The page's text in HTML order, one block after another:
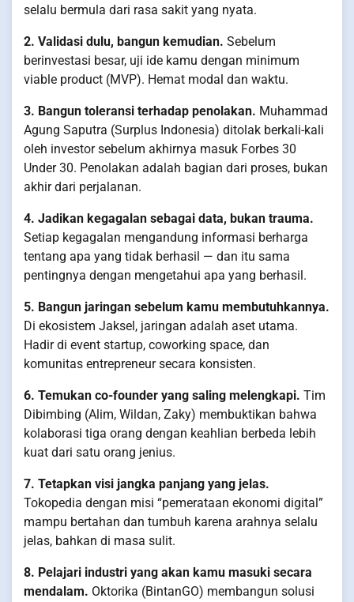
selalu bermula dari rasa sakit yang nyata.
2. Validasi dulu, bangun kemudian. Sebelum
berinvestasi besar, uji ide kamu dengan minimum
viable product (MVP). Hemat modal dan waktu.
3. Bangun toleransi terhadap penolakan. Muhammad
Agung Saputra (Surplus Indonesia) ditolak berkali-kali
oleh investor sebelum akhirnya masuk Forbes 30
Under 30. Penolakan adalah bagian dari proses, bukan
akhir dari perjalanan.
4. Jadikan kegagalan sebagai data, bukan trauma.
Setiap kegagalan mengandung informasi berharga
tentang apa yang tidak berhasil — dan itu sama
pentingnya dengan mengetahui apa yang berhasil.
5. Bangun jaringan sebelum kamu membutuhkannya.
Di ekosistem Jaksel, jaringan adalah aset utama.
Hadir di event startup, coworking space, dan
komunitas entrepreneur secara konsisten.
6. Temukan co-founder yang saling melengkapi. Tim
Dibimbing (Alim, Wildan, Zaky) membuktikan bahwa
kolaborasi tiga orang dengan keahlian berbeda lebih
kuat dari satu orang jenius.
7. Tetapkan visi jangka panjang yang jelas.
Tokopedia dengan misi “pemerataan ekonomi digital”
mampu bertahan dan tumbuh karena arahnya selalu
jelas, bahkan di masa sulit.
8. Pelajari industri yang akan kamu masuki secara
mendalam. Oktorika (BintanGO) membangun solusi